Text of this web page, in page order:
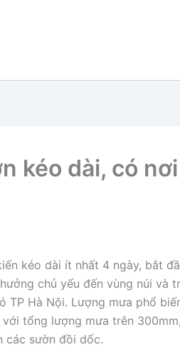
kéo dài, có nơi
kéo dài ít nhất 4 ngày, bắt
chủ yếu đến vùng núi và
Hà Nội. Lượng mưa phổ
tổng lượng mưa trên
các sườn đồi dốc.